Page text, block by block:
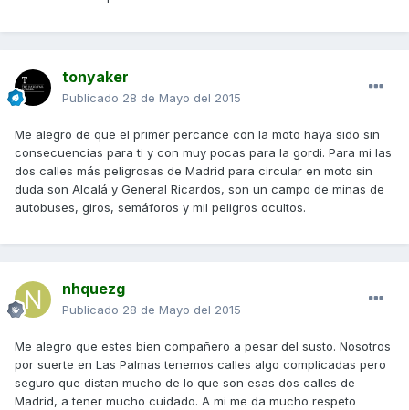
tonyaker
Publicado 28 de Mayo del 2015
Me alegro de que el primer percance con la moto haya sido sin
consecuencias para ti y con muy pocas para la gordi. Para mi las
dos calles más peligrosas de Madrid para circular en moto sin
duda son Alcalá y General Ricardos, son un campo de minas de
autobuses, giros, semáforos y mil peligros ocultos.
nhquezg
Publicado 28 de Mayo del 2015
Me alegro que estes bien compañero a pesar del susto. Nosotros
por suerte en Las Palmas tenemos calles algo complicadas pero
seguro que distan mucho de lo que son esas dos calles de
Madrid, a tener mucho cuidado. A mi me da mucho respeto